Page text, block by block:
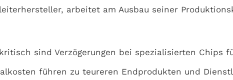
arbeitet am Ausbau seiner
sind Verzögerungen bei spezialisierten Chips
führen zu teureren Endprodukten und